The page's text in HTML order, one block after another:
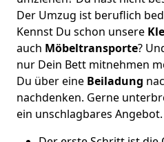
Der Umzug ist beruflich
Kennst Du schon unsere
auch Möbeltransporte?
nur Dein Bett mitnehmen
Du über eine Beiladung
nachdenken. Gerne
ein unschlagbares Angebot.